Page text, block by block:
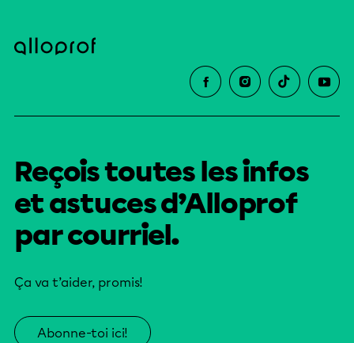
Reçois toutes les infos
et astuces d’Alloprof
par courriel.
Ça va t’aider, promis!
Abonne-toi ici!